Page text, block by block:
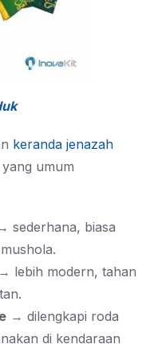
keranda jenazah
umum
sederhana, biasa
→ lebih modern, tahan
→ dilengkapi roda
di kendaraan